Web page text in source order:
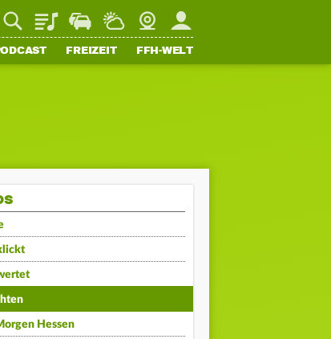
PlaylistStaupilotWetterWebcamMein FFH
FREIZEIT FFH-WELT
Hessen